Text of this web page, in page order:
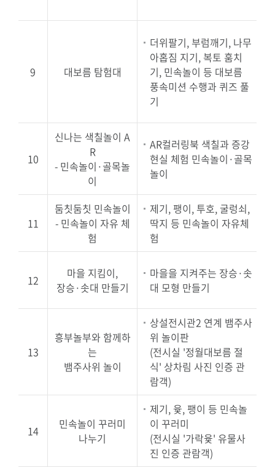
9 대보름 탐험대
더위팔기, 부럼깨기, 나무
아홉짐 지기, 복토 훔치
기, 민속놀이 등 대보름
풍속미션 수행과 퀴즈 풀
기
10
신나는 색칠놀이 A
R
- 민속놀이·골목놀
이
AR컬러링북 색칠과 증강
현실 체험 민속놀이·골목
놀이
11
둠칫둠칫 민속놀이
- 민속놀이 자유 체
험
제기, 팽이, 투호, 굴렁쇠,
딱지 등 민속놀이 자유체
험
12
마을 지킴이,
장승·솟대 만들기
마을을 지켜주는 장승·솟
대 모형 만들기
13
흥부놀부와 함께하
는
뱀주사위 놀이
상설전시관2 연계 뱀주사
위 놀이판
(전시실 '정월대보름 절
식' 상차림 사진 인증 관
람객)
14
민속놀이 꾸러미
나누기
제기, 윷, 팽이 등 민속놀
이 꾸러미
(전시실 '가락윷' 유물사
진 인증 관람객)